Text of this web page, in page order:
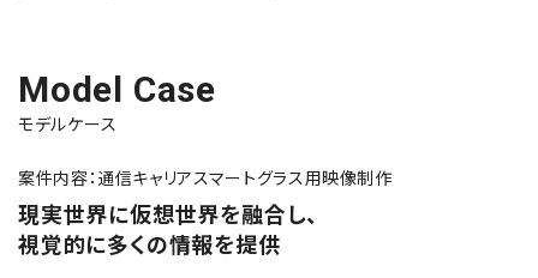
Model Case
モデルケース
案件内容：通信キャリアスマートグラス用映像制作
現実世界に仮想世界を融合し、
視覚的に多くの情報を提供